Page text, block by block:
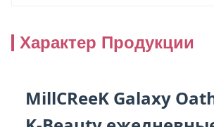
Характер Продукции
MillCReeK Galaxy